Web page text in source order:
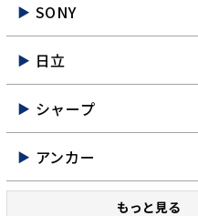
SONY
日立
シャープ
アンカー
もっと見る